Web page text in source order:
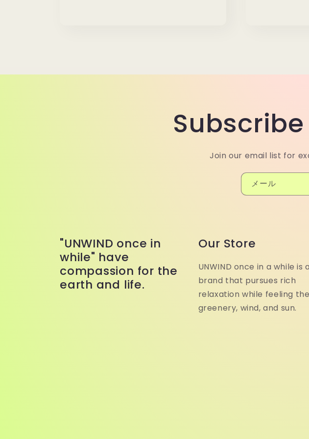
Join our email list for
メール
"UNWIND once in
while" have
compassion for the
earth and life.
Our Store
UNWIND once in a while is a
brand that pursues rich
relaxation while feeling the
greenery, wind, and sun.